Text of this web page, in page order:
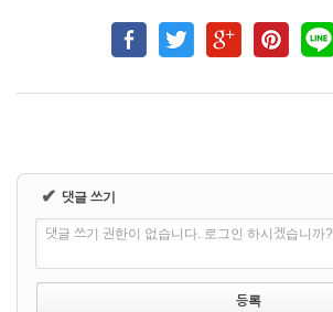
✔ 댓글 쓰기
댓글 쓰기 권한이 없습니다. 로그인 하시겠습니까?